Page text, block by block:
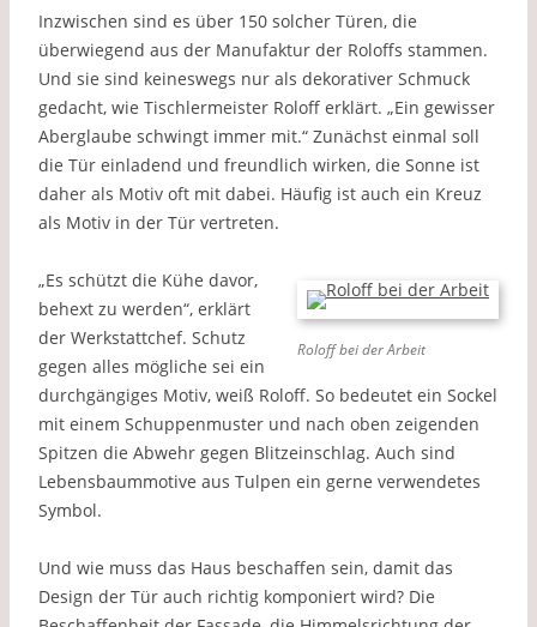
Inzwischen sind es über 150 solcher Türen, die
überwiegend aus der Manufaktur der Roloffs stammen.
Und sie sind keineswegs nur als dekorativer Schmuck
gedacht, wie Tischlermeister Roloff erklärt. „Ein gewisser
Aberglaube schwingt immer mit.“ Zunächst einmal soll
die Tür einladend und freundlich wirken, die Sonne ist
daher als Motiv oft mit dabei. Häufig ist auch ein Kreuz
als Motiv in der Tür vertreten.
Roloff bei der Arbeit
„Es schützt die Kühe davor,
behext zu werden“, erklärt
der Werkstattchef. Schutz
gegen alles mögliche sei ein
durchgängiges Motiv, weiß Roloff. So bedeutet ein Sockel
mit einem Schuppenmuster und nach oben zeigenden
Spitzen die Abwehr gegen Blitzeinschlag. Auch sind
Lebensbaummotive aus Tulpen ein gerne verwendetes
Symbol.
Und wie muss das Haus beschaffen sein, damit das
Design der Tür auch richtig komponiert wird? Die